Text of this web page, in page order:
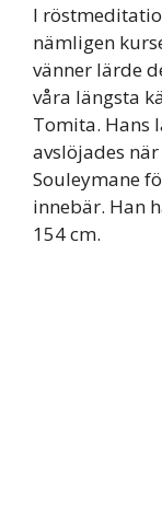
I
nämligen
vänner lärde
våra längsta
Tomita. Hans
avslöjades
Souleymane
innebär. Han
154 cm.